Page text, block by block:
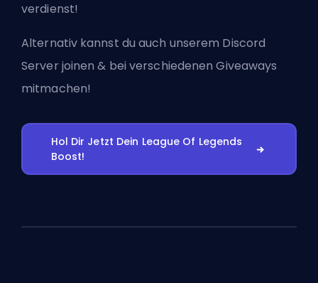
verdienst!
Alternativ kannst du auch unserem Discord
Server joinen & bei verschiedenen Giveaways
mitmachen!
Hol Dir Jetzt Dein League Of Legends
Boost!